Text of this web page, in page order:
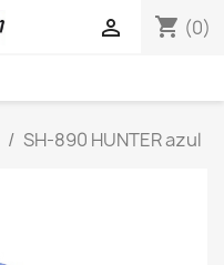
shopping_cart (0)

SH-890 HUNTER azul